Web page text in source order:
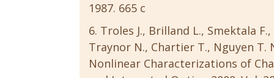
1987. 665 с
Troles J., Brilland L., Smektala
Traynor N., Chartier T., Nguyen T.
Nonlinear Characterizations of